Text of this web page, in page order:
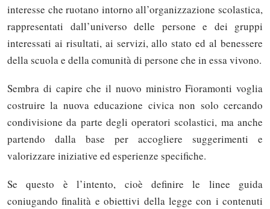
interesse che ruotano intorno all’organizzazione scolastica,
rappresentati dall’universo delle persone e dei gruppi
interessati ai risultati, ai servizi, allo stato ed al benessere
della scuola e della comunità di persone che in essa vivono.
Sembra di capire che il nuovo ministro Fioramonti voglia
costruire la nuova educazione civica non solo cercando
condivisione da parte degli operatori scolastici, ma anche
partendo dalla base per accogliere suggerimenti e
valorizzare iniziative ed esperienze specifiche.
Se questo è l’intento, cioè definire le linee guida
coniugando finalità e obiettivi della legge con i contenuti